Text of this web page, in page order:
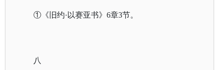
①《旧约·以赛亚书》6章3节。
八